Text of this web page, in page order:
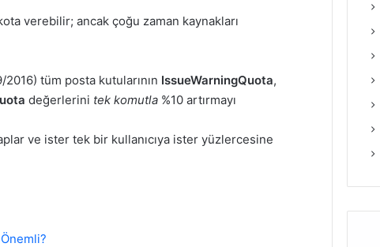
verebilir; ancak çoğu zaman kaynakları
tüm posta kutularının IssueWarningQuota,
değerlerini tek komutla %10 artırmayı
ve ister tek bir kullanıcıya ister yüzlercesine